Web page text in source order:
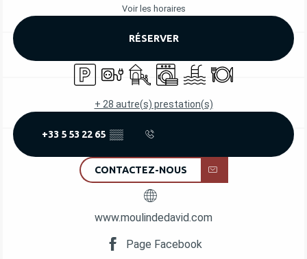
Voir les horaires
RÉSERVER
ParkingBranchements électriques
Jeux pour enfants / Espace jeux
Lave lingePiscineRestaurant
+ 28 autre(s) prestation(s)
+33 5 53 22 65 ▒▒
CONTACTEZ-NOUS
www.moulindedavid.com
Page Facebook